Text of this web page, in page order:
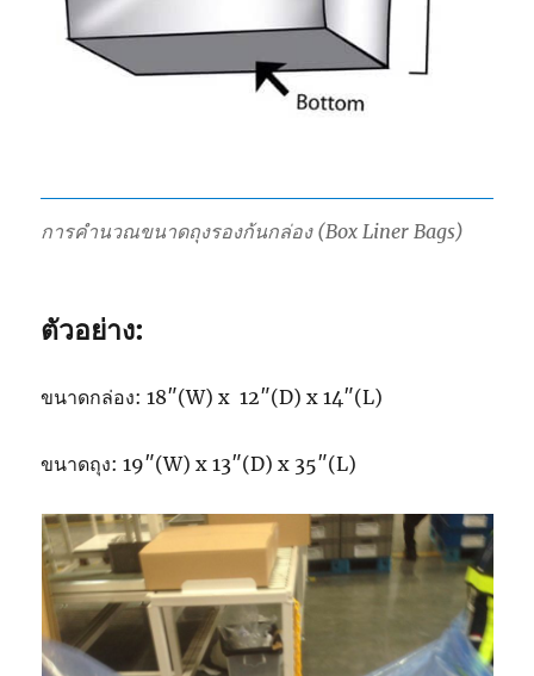
การคำนวณขนาดถุงรองก้นกล่อง (Box Liner Bags)
ตัวอย่าง:
ขนาดกล่อง: 18″(W) x 12″(D) x 14″(L)
ขนาดถุง: 19″(W) x 13″(D) x 35″(L)